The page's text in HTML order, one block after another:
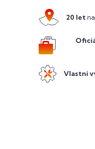
20 let
Vlastní